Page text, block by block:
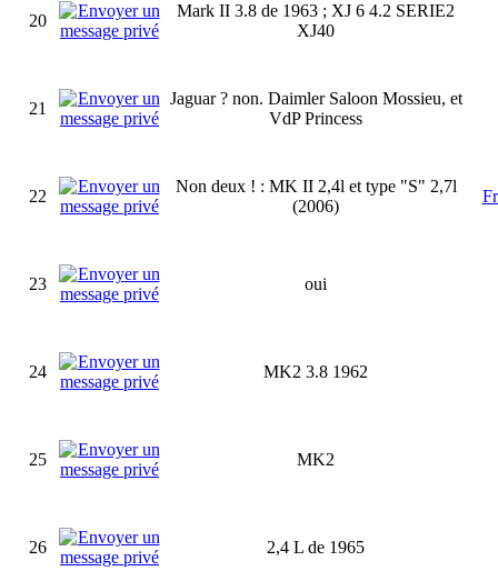
20
Mark II 3.8 de 1963 ; XJ 6 4.2 SERIE2
XJ40
21
Jaguar ? non. Daimler Saloon Mossieu, et
VdP Princess
22
Non deux ! : MK II 2,4l et type "S" 2,7l
(2006)
23 oui
24 MK2 3.8 1962
25 MK2
26 2,4 L de 1965